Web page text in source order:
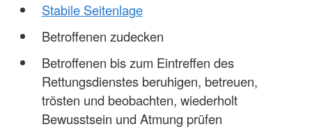
Stabile Seitenlage
Betroffenen zudecken
Betroffenen bis zum Eintreffen des
Rettungsdienstes beruhigen, betreuen,
trösten und beobachten, wiederholt
Bewusstsein und Atmung prüfen